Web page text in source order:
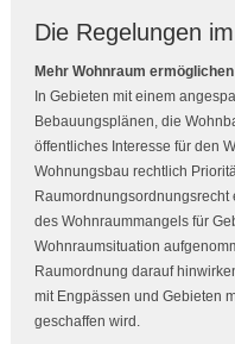
Die Regelungen
Mehr Wohnraum ermöglichen
In Gebieten mit einem
Bebauungsplänen, die
öffentliches Interesse für den
Wohnungsbau rechtlich
Raumordnungsordnungsrecht
des Wohnraummangels für
Wohnraumsituation
Raumordnung darauf
mit Engpässen und Gebieten
geschaffen wird.